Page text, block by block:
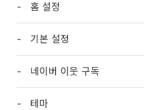
홈 설정
기본 설정
네이버 이웃 구독
테마